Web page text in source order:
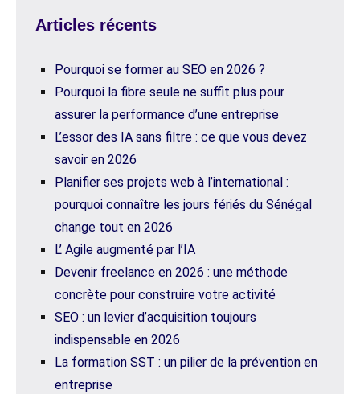
Articles récents
Pourquoi se former au SEO en 2026 ?
Pourquoi la fibre seule ne suffit plus pour
assurer la performance d’une entreprise
L’essor des IA sans filtre : ce que vous devez
savoir en 2026
Planifier ses projets web à l’international :
pourquoi connaître les jours fériés du Sénégal
change tout en 2026
L’ Agile augmenté par l’IA
Devenir freelance en 2026 : une méthode
concrète pour construire votre activité
SEO : un levier d’acquisition toujours
indispensable en 2026
La formation SST : un pilier de la prévention en
entreprise